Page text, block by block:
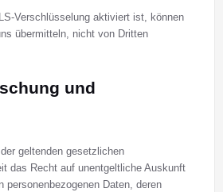
Verschlüsselung aktiviert ist, können
übermitteln, nicht von Dritten
und
geltenden gesetzlichen
das Recht auf unentgeltliche Auskunft
personenbezogenen Daten, deren